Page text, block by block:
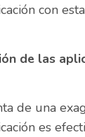
con
de las
de una
es